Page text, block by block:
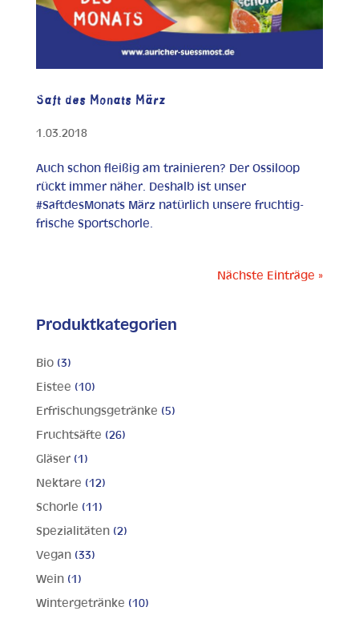
Saft des Monats März
1.03.2018
Auch schon fleißig am trainieren? Der Ossiloop
rückt immer näher. Deshalb ist unser
#SaftdesMonats März natürlich unsere fruchtig-
frische Sportschorle.
Nächste Einträge »
Produktkategorien
Bio (3)
Eistee (10)
Erfrischungsgetränke (5)
Fruchtsäfte (26)
Gläser (1)
Nektare (12)
Schorle (11)
Spezialitäten (2)
Vegan (33)
Wein (1)
Wintergetränke (10)